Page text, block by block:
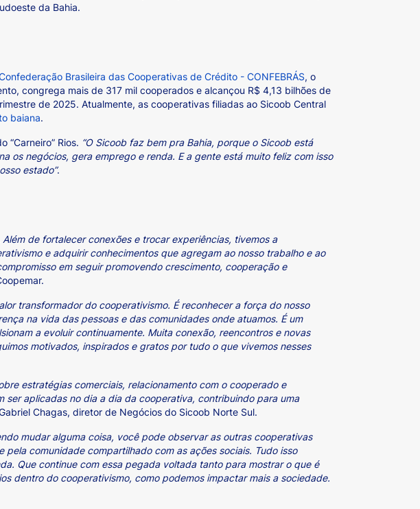
da Bahia.
Brasileira das Cooperativas de Crédito - CONFEBRÁS, o
congrega mais de 317 mil cooperados e alcançou R$ 4,13 bilhões de
de 2025. Atualmente, as cooperativas filiadas ao Sicoob Central
baiana.
“Carneiro” Rios. “O Sicoob faz bem pra Bahia, porque o Sicoob está
os negócios, gera emprego e renda. E a gente está muito feliz com isso
estado”.
de fortalecer conexões e trocar experiências, tivemos a
e adquirir conhecimentos que agregam ao nosso trabalho e ao
em seguir promovendo crescimento, cooperação e
transformador do cooperativismo. É reconhecer a força do nosso
na vida das pessoas e das comunidades onde atuamos. É um
a evoluir continuamente. Muita conexão, reencontros e novas
motivados, inspirados e gratos por tudo o que vivemos nesses
estratégias comerciais, relacionamento com o cooperado e
aplicadas no dia a dia da cooperativa, contribuindo para uma
Chagas, diretor de Negócios do Sicoob Norte Sul.
mudar alguma coisa, você pode observar as outras cooperativas
comunidade compartilhado com as ações sociais. Tudo isso
Que continue com essa pegada voltada tanto para mostrar o que é
dentro do cooperativismo, como podemos impactar mais a sociedade.